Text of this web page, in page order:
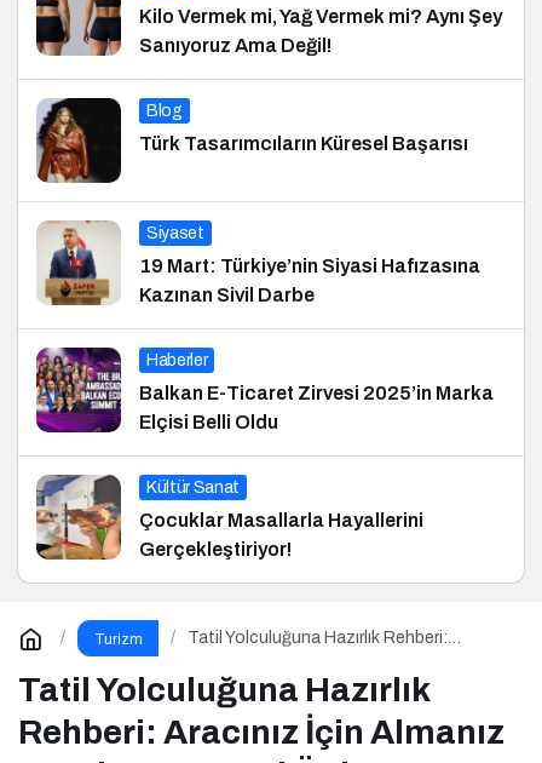
Kilo Vermek mi, Yağ Vermek mi? Aynı Şey
Sanıyoruz Ama Değil!
Blog
Türk Tasarımcıların Küresel Başarısı
Siyaset
19 Mart: Türkiye’nin Siyasi Hafızasına
Kazınan Sivil Darbe
Haberler
Balkan E-Ticaret Zirvesi 2025’in Marka
Elçisi Belli Oldu
Kültür Sanat
Çocuklar Masallarla Hayallerini
Gerçekleştiriyor!
Turizm
Tatil Yolculuğuna Hazırlık Rehberi:
Önlem!
Tatil Yolculuğuna Hazırlık
Rehberi: Aracınız İçin Almanız